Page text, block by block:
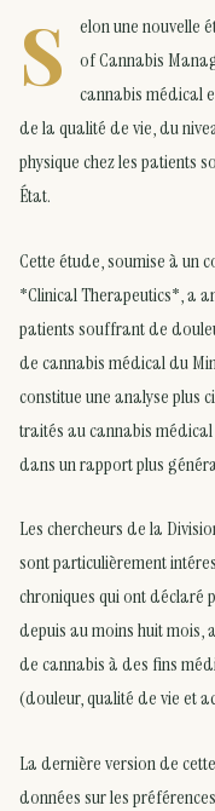
S
elon une nouvelle
of Cannabis
cannabis médical
de la qualité de vie, du
physique chez les patients
État.
Cette étude, soumise à un
*Clinical Therapeutics*, a
patients souffrant de
de cannabis médical du
constitue une analyse plus
traités au cannabis médical
dans un rapport plus
Les chercheurs de la
sont particulièrement
chroniques qui ont déclaré
depuis au moins huit mois,
de cannabis à des fins
(douleur, qualité de vie et
La dernière version de
données sur les